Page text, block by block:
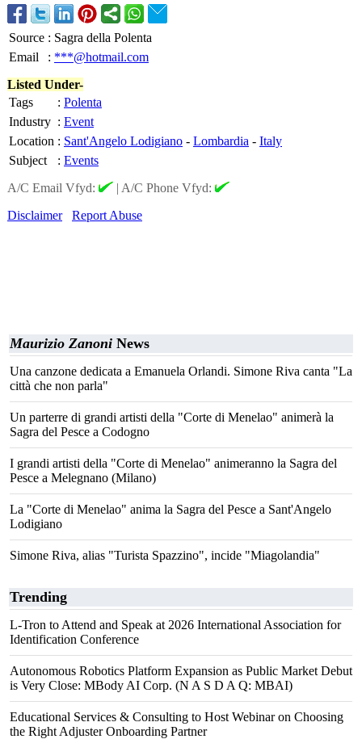
Source : Sagra della Polenta
Email
: ***@hotmail.com
Listed Under-
Tags
: Polenta
Industry : Event
Location : Sant'Angelo Lodigiano - Lombardia - Italy
Subject
: Events
A/C Email Vfyd:
| A/C Phone Vfyd:
Disclaimer
Report Abuse
Maurizio Zanoni News
Una canzone dedicata a Emanuela Orlandi. Simone Riva canta "La
città che non parla"
Un parterre di grandi artisti della "Corte di Menelao" animerà la
Sagra del Pesce a Codogno
I grandi artisti della "Corte di Menelao" animeranno la Sagra del
Pesce a Melegnano (Milano)
La "Corte di Menelao" anima la Sagra del Pesce a Sant'Angelo
Lodigiano
Simone Riva, alias "Turista Spazzino", incide "Miagolandia"
Trending
L-Tron to Attend and Speak at 2026 International Association for
Identification Conference
Autonomous Robotics Platform Expansion as Public Market Debut
is Very Close: MBody AI Corp. (N A S D A Q: MBAI)
Educational Services & Consulting to Host Webinar on Choosing
the Right Adjuster Onboarding Partner